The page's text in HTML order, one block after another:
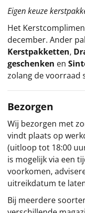
Eigen keuze
Het
december. Ander
Kerstpakketten,
geschenken en
zolang de voorraad
Bezorgen
Wij bezorgen met
vindt plaats op
(uitloop tot 18:00
is mogelijk via een
voorkomen,
uitreikdatum te
Bij meerdere